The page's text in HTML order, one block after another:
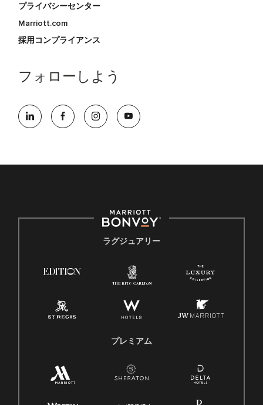
プライバシーセンター
Marriott.com
採用コンプライアンス
フォローしよう
ラグジュアリー
プレミアム